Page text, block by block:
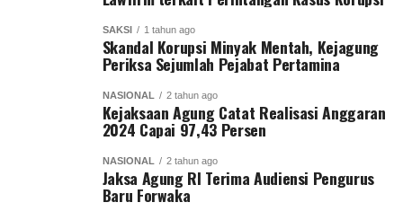
SAKSI 1 tahun ago
Skandal Korupsi Minyak Mentah, Kejagung
Periksa Sejumlah Pejabat Pertamina
NASIONAL 2 tahun ago
Kejaksaan Agung Catat Realisasi Anggaran
2024 Capai 97,43 Persen
NASIONAL 2 tahun ago
Jaksa Agung RI Terima Audiensi Pengurus
Baru Forwaka